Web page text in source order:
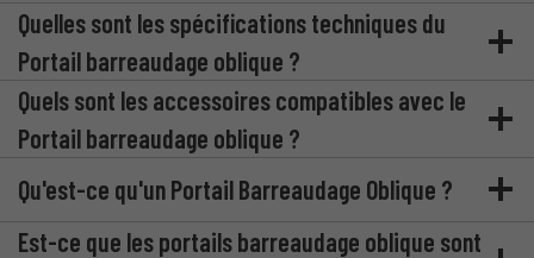
Quelles sont les spécifications techniques du
Portail barreaudage oblique ?
Quels sont les accessoires compatibles avec le
Portail barreaudage oblique ?
Qu'est-ce qu'un Portail Barreaudage Oblique ?
Est-ce que les portails barreaudage oblique sont